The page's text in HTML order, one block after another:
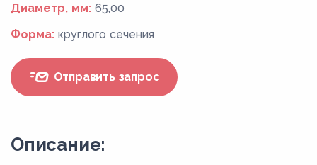
Диаметр, мм: 65,00
Форма: круглого сечения
Отправить запрос
Описание: